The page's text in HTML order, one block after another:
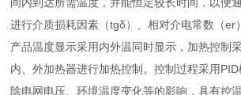
进行介质损耗因素（tgδ）、相对介电常数（er
产品温度显示采用内外温同时显示，加热控制
内、外加热器进行加热控制。控制过程采用
除电网电压、环境温度变化等的影响，具有控